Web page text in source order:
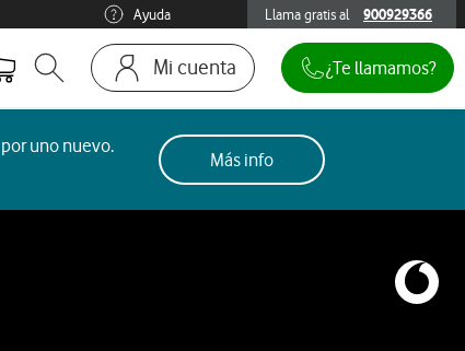
Ayuda Llama gratis al
900929366 900929366
Abrir buscador. Abre en ventana modal
Mi cuenta
Ir a la pagina acceso clientes
¿Te llamamos?
uno nuevo.
Más info